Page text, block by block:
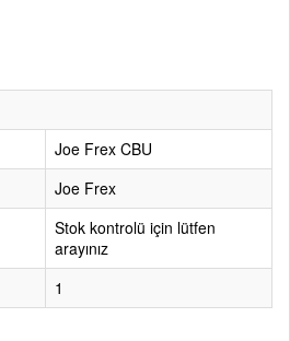
Joe Frex CBU
Joe Frex
Stok kontrolü için lütfen
arayınız
1